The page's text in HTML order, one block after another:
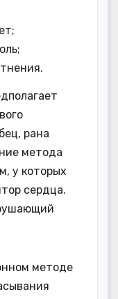
рана
метода
у которых
сердца.
методе